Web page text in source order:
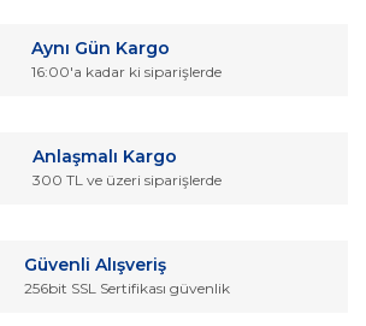
için teşekkür ederiz.
hatalar bulunuyor.
Aynı Gün Kargo
16:00'a kadar ki siparişlerde
Anlaşmalı Kargo
300 TL ve üzeri siparişlerde
Güvenli Alışveriş
256bit SSL Sertifikası güvenlik